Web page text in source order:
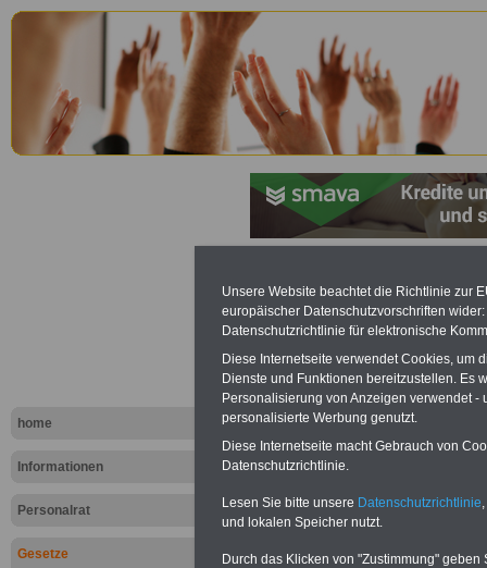
home
Informationen
Personalrat
Gesetze
Unsere Website beachtet die Richtlinie zur
europäischer Datenschutzvorschriften
Datenschutzrichtlinie für elektronische
Diese Internetseite verwendet Cookies, um
Dienste und Funktionen bereitzustellen. Es
Personalisierung von Anzeigen verwendet
personalisierte Werbung genutzt.
Diese Internetseite macht Gebrauch von
Datenschutzrichtlinie.
Lesen Sie bitte unsere Datenschutzrichtlinie
und lokalen Speicher nutzt.
Durch das Klicken von "Zustimmung"